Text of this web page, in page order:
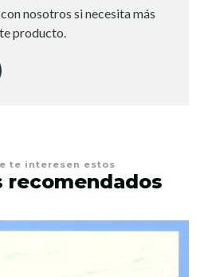
nosotros si necesita más
producto.
te interesen estos
recomendados